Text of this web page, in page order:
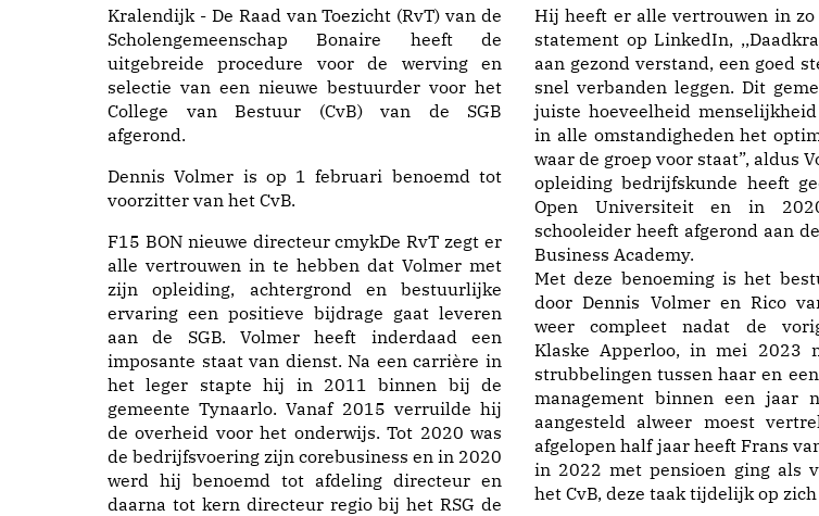
Kralendijk - De Raad van Toezicht (RvT) van de
Scholengemeenschap Bonaire heeft de
uitgebreide procedure voor de werving en
selectie van een nieuwe bestuurder voor het
College van Bestuur (CvB) van de SGB
afgerond.
Dennis Volmer is op 1 februari benoemd tot
voorzitter van het CvB.
F15 BON nieuwe directeur cmykDe RvT zegt er
alle vertrouwen in te hebben dat Volmer met
zijn opleiding, achtergrond en bestuurlijke
ervaring een positieve bijdrage gaat leveren
aan de SGB. Volmer heeft inderdaad een
imposante staat van dienst. Na een carrière in
het leger stapte hij in 2011 binnen bij de
gemeente Tynaarlo. Vanaf 2015 verruilde hij
de overheid voor het onderwijs. Tot 2020 was
de bedrijfsvoering zijn corebusiness en in 2020
werd hij benoemd tot afdeling directeur en
daarna tot kern directeur regio bij het RSG de
Hij heeft er alle vertrouwen in
statement op LinkedIn,
aan gezond verstand, een goed
snel verbanden leggen. Dit
juiste hoeveelheid
in alle omstandigheden het
waar de groep voor staat”, aldus
opleiding bedrijfskunde heeft
Open Universiteit en in
schooleider heeft afgerond aan
Business Academy.
Met deze benoeming is het
door Dennis Volmer en Rico
weer compleet nadat de
Klaske Apperloo, in mei 2023
strubbelingen tussen haar en
management binnen een jaar
aangesteld alweer moest
afgelopen half jaar heeft Frans
in 2022 met pensioen ging als
het CvB, deze taak tijdelijk op